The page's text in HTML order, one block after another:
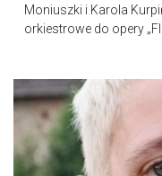
Moniuszki i Karola
orkiestrowe do opery